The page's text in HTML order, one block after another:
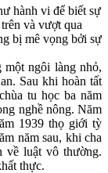
hành vi để biết sự
và vượt qua
bị mê vọng bởi sự
ngôi làng nhỏ,
Sau khi hoàn tất
tu học ba năm
nghề nông. Năm
1939 thọ giới tỳ
năm sau, khi cha
về luật vô thường.
thực.